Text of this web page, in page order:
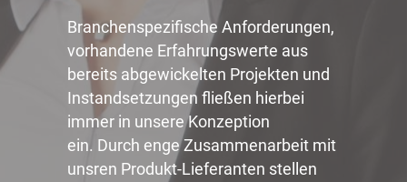
Branchenspezifische Anforderungen,
vorhandene Erfahrungswerte aus
bereits abgewickelten Projekten und
Instandsetzungen fließen hierbei
immer in unsere Konzeption
ein. Durch enge Zusammenarbeit mit
unsren Produkt-Lieferanten stellen